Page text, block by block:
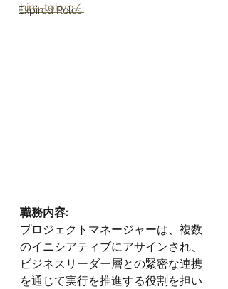
Expired Roles
hire-tokyo/
職務内容:
プロジェクトマネージャーは、複数
のイニシアティブにアサインされ、
ビジネスリーダー層との緊密な連携
を通じて実行を推進する役割を担い